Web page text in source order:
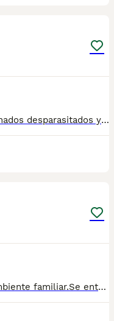
Chihuahuas toys,Se entregan vacunados desparasitados y chip.Para más información escribir o llamar al 682908382
Preciosa hembrita toy criada en ambiente familiar.Se entrega vacunada desparasitada y con chip.Para más información llamar o escribir al 682908382